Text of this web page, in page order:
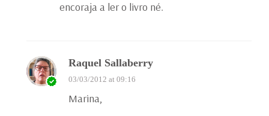
encoraja a ler o livro né.
Raquel Sallaberry
03/03/2012 at 09:16
Marina,